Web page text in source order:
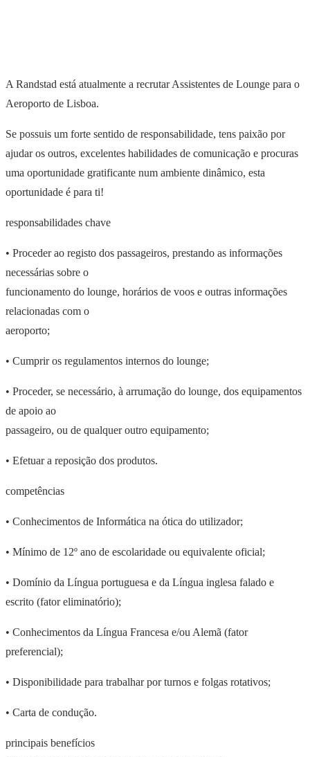
A Randstad está atualmente a recrutar Assistentes de Lounge para o
Aeroporto de Lisboa.
Se possuis um forte sentido de responsabilidade, tens paixão por
ajudar os outros, excelentes habilidades de comunicação e procuras
uma oportunidade gratificante num ambiente dinâmico, esta
oportunidade é para ti!
responsabilidades chave
• Proceder ao registo dos passageiros, prestando as informações
necessárias sobre o
funcionamento do lounge, horários de voos e outras informações
relacionadas com o
aeroporto;
• Cumprir os regulamentos internos do lounge;
• Proceder, se necessário, à arrumação do lounge, dos equipamentos
de apoio ao
passageiro, ou de qualquer outro equipamento;
• Efetuar a reposição dos produtos.
competências
• Conhecimentos de Informática na ótica do utilizador;
• Mínimo de 12º ano de escolaridade ou equivalente oficial;
• Domínio da Língua portuguesa e da Língua inglesa falado e
escrito (fator eliminatório);
• Conhecimentos da Língua Francesa e/ou Alemã (fator
preferencial);
• Disponibilidade para trabalhar por turnos e folgas rotativos;
• Carta de condução.
principais benefícios